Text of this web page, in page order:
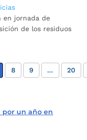
en jornada de
de los residuos
8 9 ...
20
por un año en